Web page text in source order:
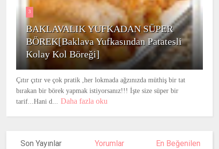
3
BAKLAVALIK YUFKADAN SÜPER
BÖREK[Baklava Yufkasından Patatesli
Kolay Kol Böreği]
Çıtır çıtır ve çok pratik ,her lokmada ağzınızda müthiş bir tat
bırakan bir börek yapmak istiyorsanız!!! İşte size süper bir
tarif...Hani d...
Daha fazla oku
Son Yayınlar Yorumlar En Beğenilen